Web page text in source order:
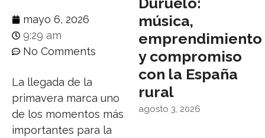
mayo 6, 2026
9:29 am
No Comments
La llegada de la
primavera marca uno
de los momentos más
importantes para la
música,
emprendimiento
y compromiso
con la España
rural
agosto 3, 2026